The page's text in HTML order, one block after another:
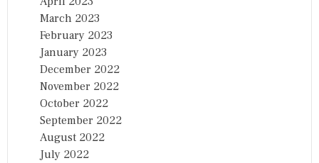
March 2023
February 2023
January 2023
December 2022
November 2022
October 2022
September 2022
August 2022
July 2022